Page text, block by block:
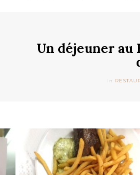
Un déjeuner
In